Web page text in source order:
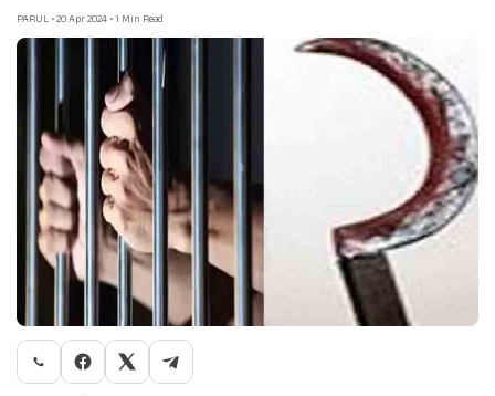
PARUL • 20 Apr 2024 • 1 Min Read